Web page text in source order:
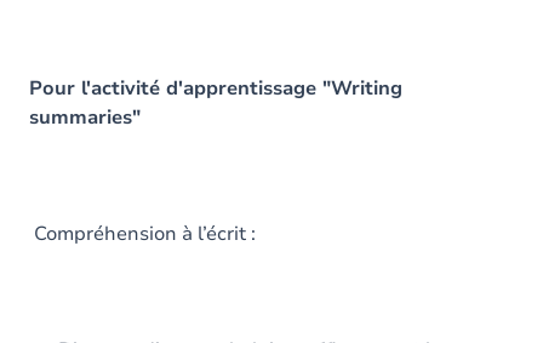
Pour l'activité d'apprentissage "Writing
summaries"
Compréhension à l’écrit :